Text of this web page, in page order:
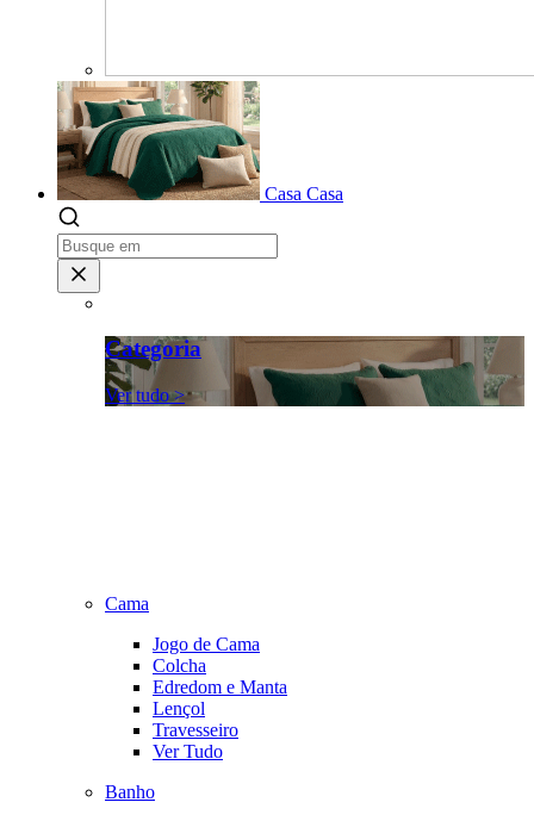
Casa Casa
Categoria
Ver tudo >
Cama
Jogo de Cama
Colcha
Edredom e Manta
Lençol
Travesseiro
Ver Tudo
Banho